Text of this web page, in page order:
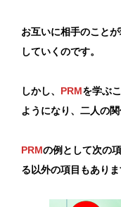
お互いに相手のこと
していくのです。
しかし、 PRMを学ぶ
ようになり、二人の
PRMの例として次の
る以外の項目もあり